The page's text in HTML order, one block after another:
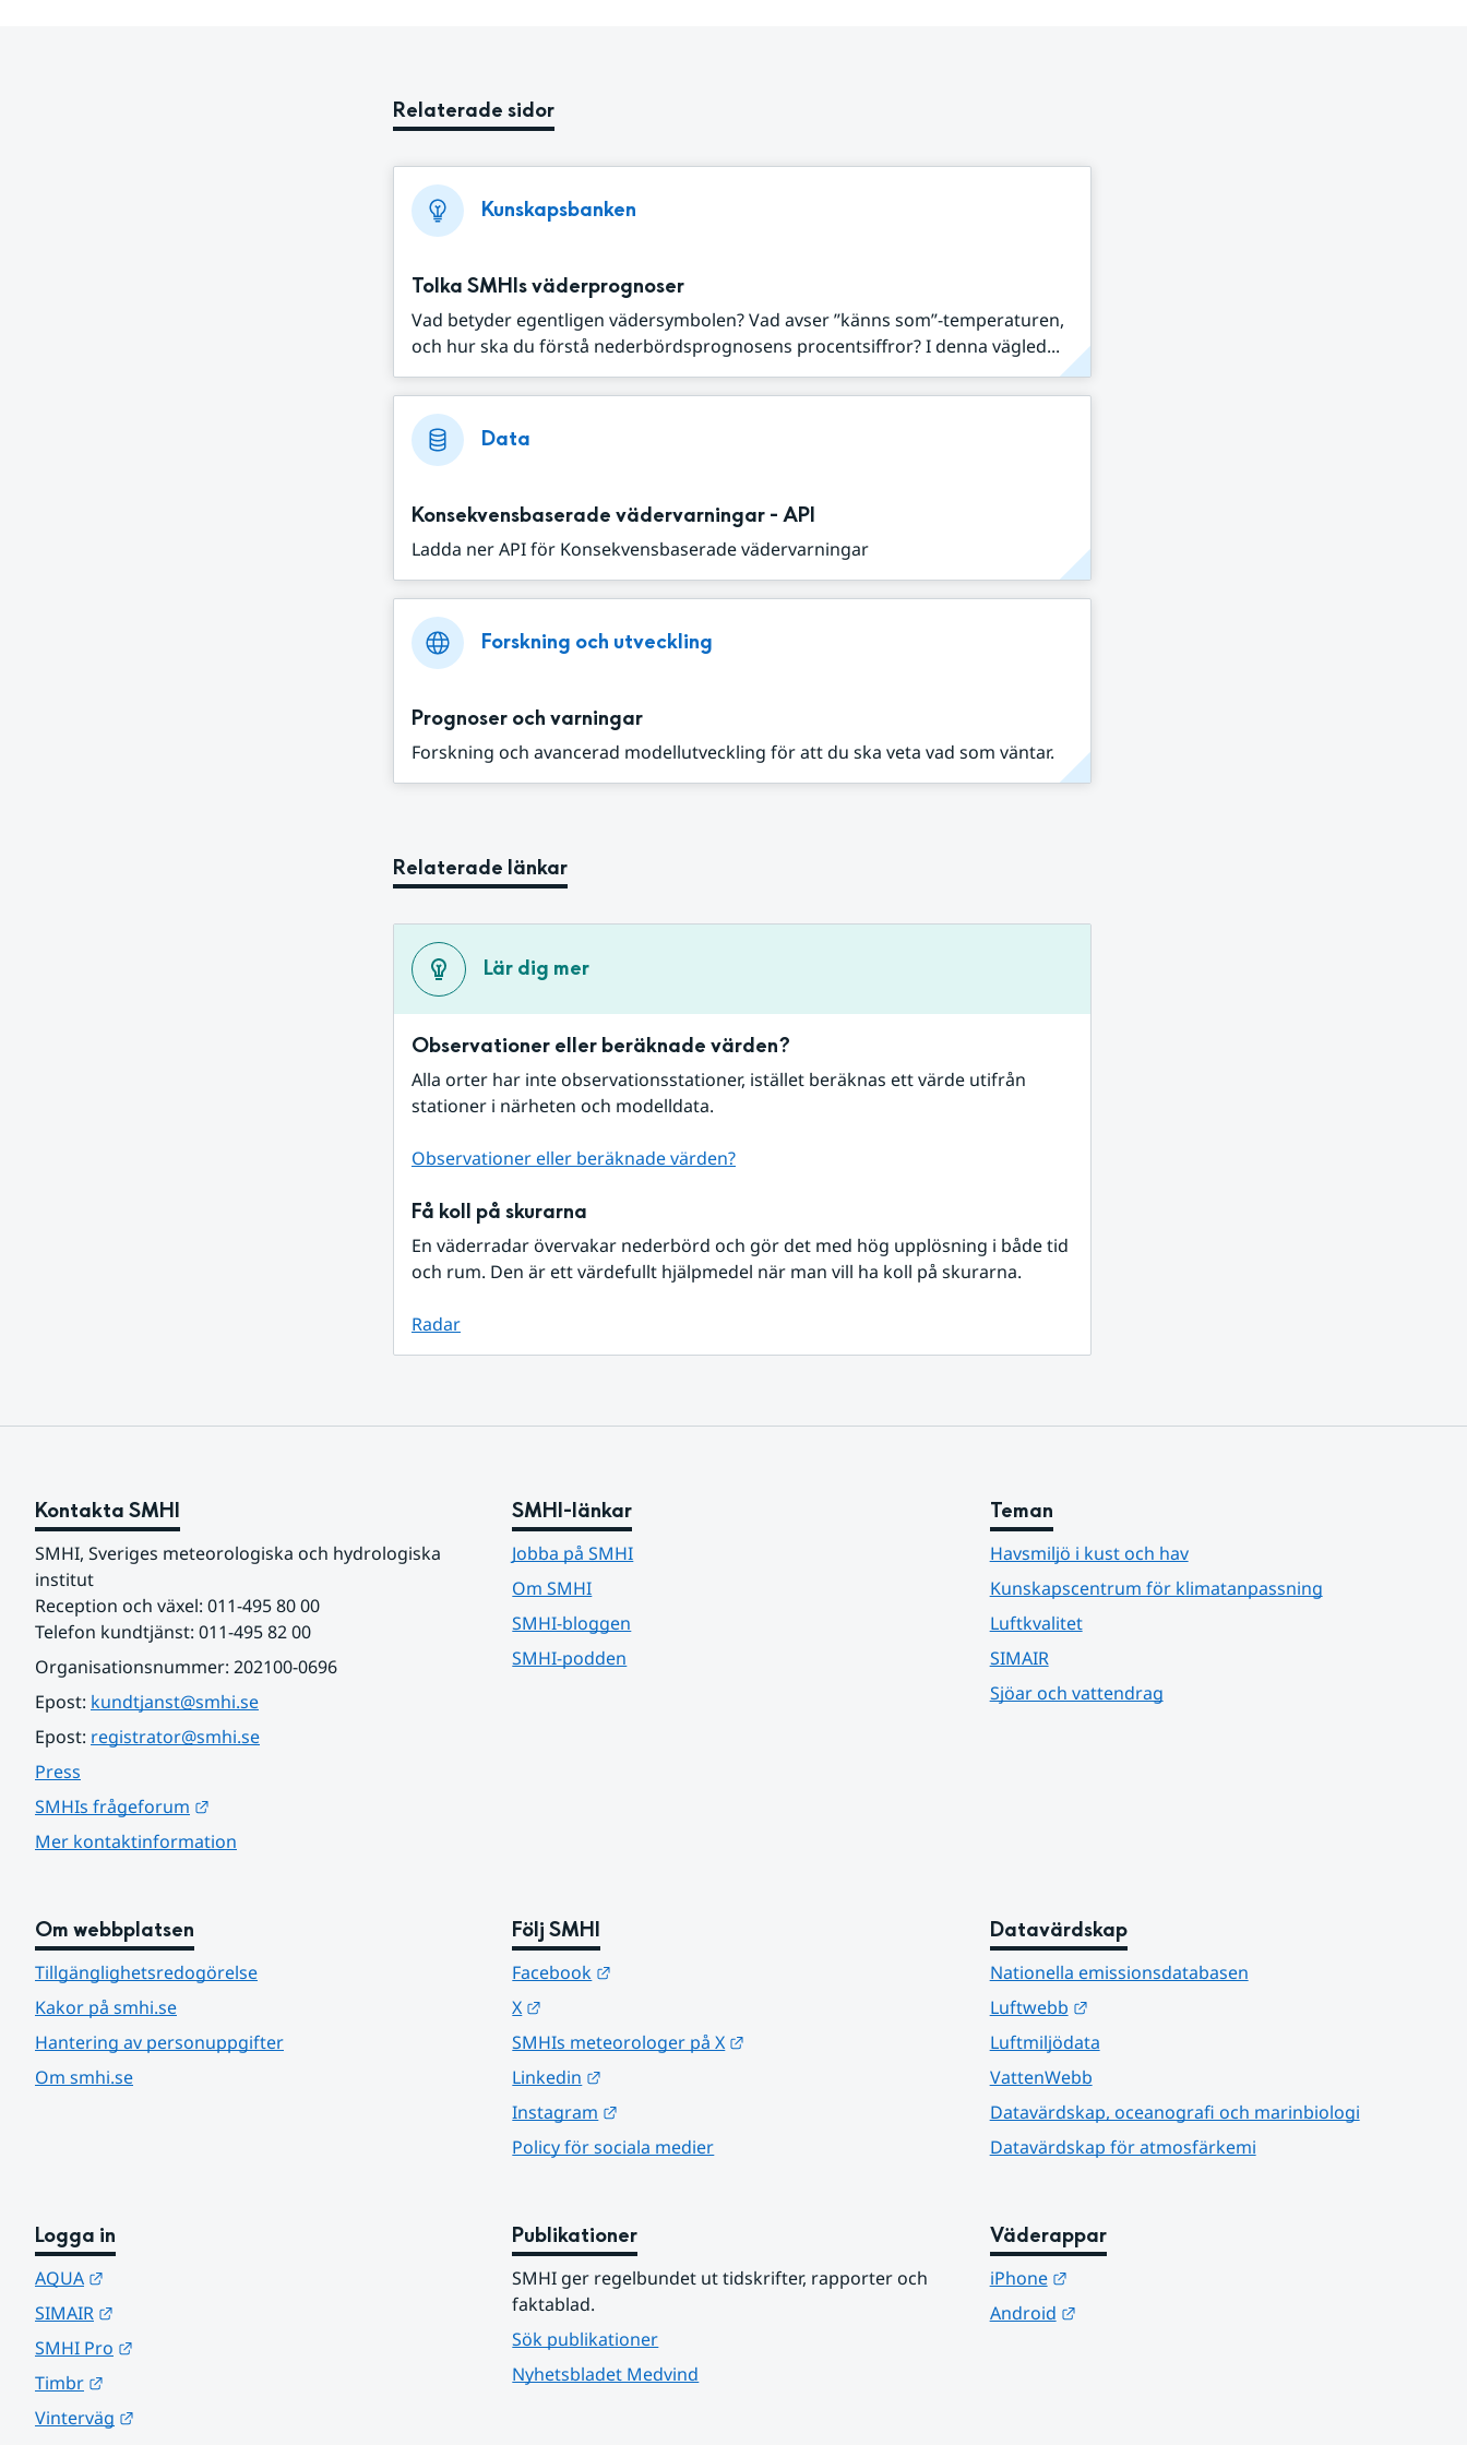
Relaterade sidor
Kunskapsbanken
Tolka SMHIs väderprognoser
Vad betyder egentligen vädersymbolen? Vad avser ”känns som”-temperaturen,
och hur ska du förstå nederbördsprognosens procentsiffror? I denna vägled...
Data
Konsekvensbaserade vädervarningar - API
Ladda ner API för Konsekvensbaserade vädervarningar
Forskning och utveckling
Prognoser och varningar
Forskning och avancerad modellutveckling för att du ska veta vad som väntar.
Relaterade länkar
Lär dig mer
Observationer eller beräknade värden?
Alla orter har inte observationsstationer, istället beräknas ett värde utifrån
stationer i närheten och modelldata.
Observationer eller beräknade värden?
Få koll på skurarna
En väderradar övervakar nederbörd och gör det med hög upplösning i både tid
och rum. Den är ett värdefullt hjälpmedel när man vill ha koll på skurarna.
Radar
Kontakta SMHI
SMHI, Sveriges meteorologiska och hydrologiska
institut
Reception och växel: 011-495 80 00
Telefon kundtjänst: 011-495 82 00
Organisationsnummer: 202100-0696
Epost: kundtjanst@smhi.se
Epost: registrator@smhi.se
Press
SMHIs frågeforum
Mer kontaktinformation
SMHI-länkar
Jobba på SMHI
Om SMHI
SMHI-bloggen
SMHI-podden
Teman
Havsmiljö i kust och hav
Kunskapscentrum för klimatanpassning
Luftkvalitet
SIMAIR
Sjöar och vattendrag
Om webbplatsen
Tillgänglighetsredogörelse
Kakor på smhi.se
Hantering av personuppgifter
Om smhi.se
Följ SMHI
Facebook
X
SMHIs meteorologer på X
Linkedin
Instagram
Policy för sociala medier
Datavärdskap
Nationella emissionsdatabasen
Luftwebb
Länk till annan webbplats.
Luftmiljödata
VattenWebb
Datavärdskap, oceanografi och marinbiologi
Datavärdskap för atmosfärkemi
Logga in
AQUA
SIMAIR
SMHI Pro
Timbr
Vinterväg
Publikationer
SMHI ger regelbundet ut tidskrifter, rapporter och
faktablad.
Sök publikationer
Nyhetsbladet Medvind
Väderappar
iPhone
Länk till annan webbplats.
Android
Länk till annan webbplats.